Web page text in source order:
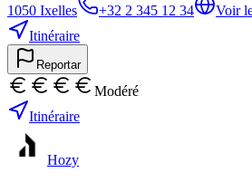
1050 Ixelles +32 2 345 12 34
Voir
Itinéraire
Reportar
Modéré
Itinéraire
Hozy